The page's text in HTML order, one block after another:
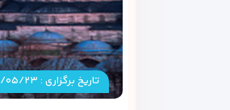
تاریخ برگزاری : ۱۴۰۵/۰۵/۲۳